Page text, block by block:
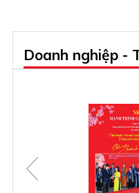
Doanh nghiệp -